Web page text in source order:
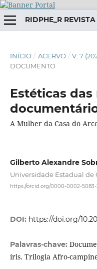
INÍCIO / ACERVO / V. 7
DOCUMENTO
Estéticas
A Mulher da Casa do
Gilberto Alexandre
Universidade Estadual de
https://orcid.org/0000-0002-5083-
DOI: https://doi.org/
Palavras-chave:
íris. Trilogia Afro-